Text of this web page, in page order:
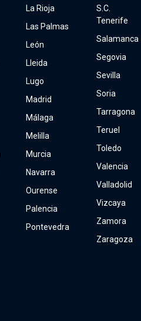
La Rioja
Las Palmas
León
Lleida
Lugo
Madrid
Málaga
Melilla
Murcia
Navarra
Ourense
Palencia
Pontevedra
S.C.
Tenerife
Salamanca
Segovia
Sevilla
Soria
Tarragona
Teruel
Toledo
Valencia
Valladolid
Vizcaya
Zamora
Zaragoza